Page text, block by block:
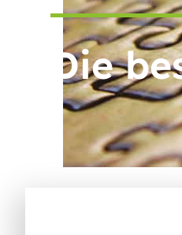
Die